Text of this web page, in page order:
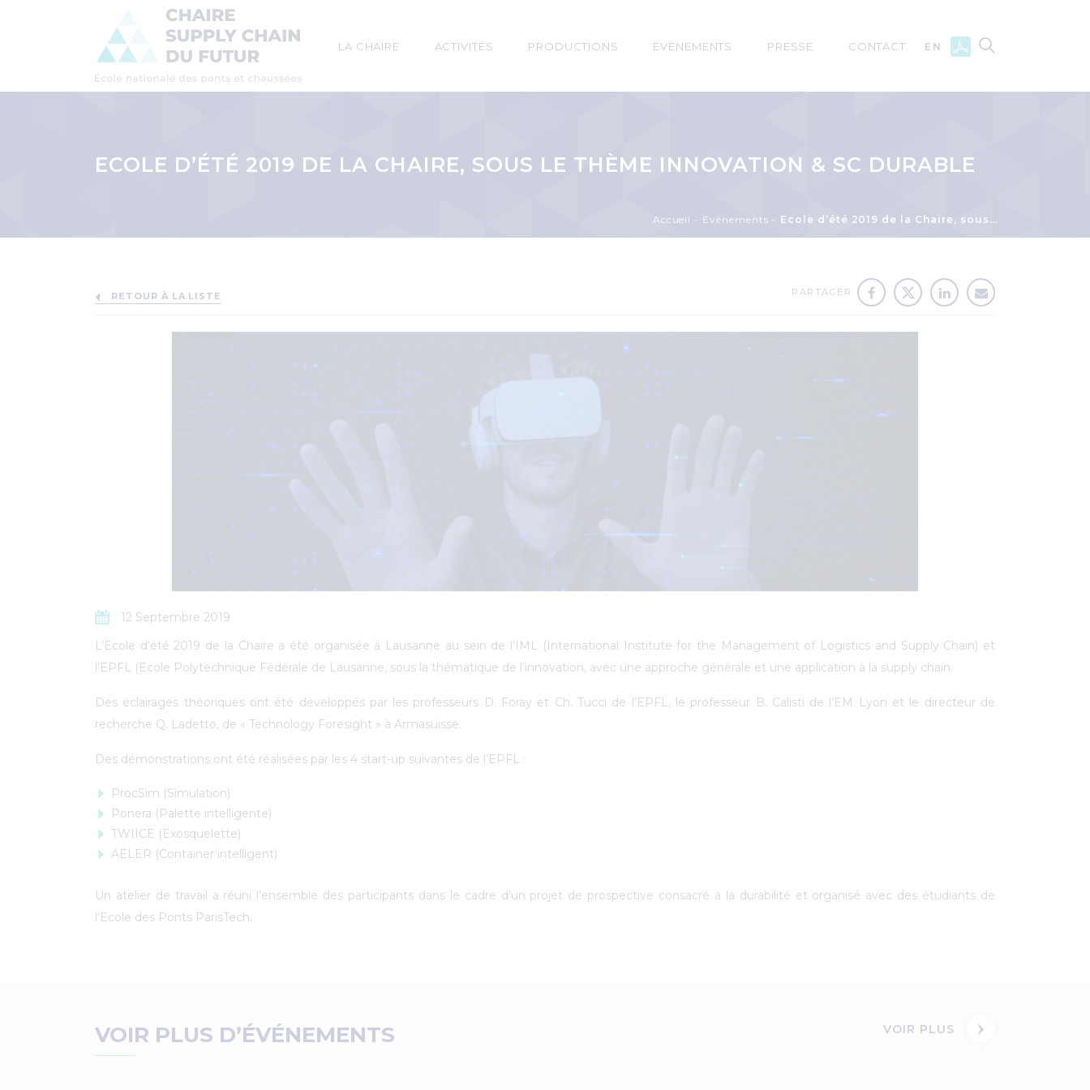
Main
LA CHAIRE ACTIVITÉS PRODUCTIONS ÉVÈNEMENTS PRESSE CONTACT EN
ECOLE D’ÉTÉ 2019 DE LA CHAIRE, SOUS LE THÈME INNOVATION & SC DURABLE
d'Ariane
Accueil Evènements Ecole d’été 2019 de la Chaire, sous le thème Innovation & SC durable
RETOUR À LA LISTE PARTAGER
12 Septembre 2019
L’Ecole d’été 2019 de la Chaire a été organisée à Lausanne au sein de l’IML (International Institute for the Management of Logistics and Supply Chain) et
l’EPFL (Ecole Polytechnique Fédérale de Lausanne, sous la thématique de l’innovation, avec une approche générale et une application à la supply chain.
Des éclairages théoriques ont été développés par les professeurs D. Foray et Ch. Tucci de l’EPFL, le professeur B. Calisti de l’EM Lyon et le directeur de
recherche Q. Ladetto, de « Technology Foresight » à Armasuisse.
Des démonstrations ont été réalisées par les 4 start-up suivantes de l’EPFL :
ProcSim (Simulation)
Ponera (Palette intelligente)
TWIICE (Exosquelette)
AELER (Container intelligent)
Un atelier de travail a réuni l’ensemble des participants dans le cadre d’un projet de prospective consacré à la durabilité et organisé avec des étudiants de
l’Ecole des Ponts ParisTech.
VOIR PLUS D’ÉVÉNEMENTS VOIR PLUS